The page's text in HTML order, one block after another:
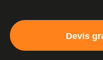
Devis